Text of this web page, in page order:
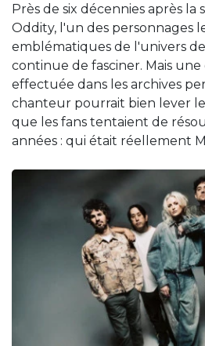
Près de six décennies après la
Oddity, l'un des personnages
emblématiques de l'univers
continue de fasciner. Mais
effectuée dans les archives
chanteur pourrait bien lever
que les fans tentaient de
années : qui était réellement